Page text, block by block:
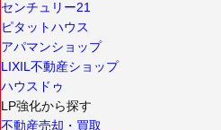
センチュリー21
ピタットハウス
アパマンショップ
LIXIL不動産ショップ
ハウスドゥ
LP強化から探す
不動産売却・買取